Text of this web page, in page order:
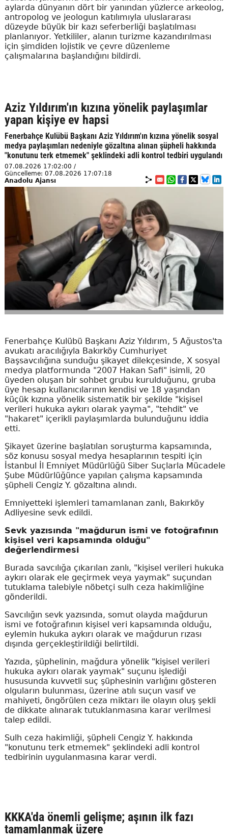
aylarda dünyanın dört bir yanından yüzlerce arkeolog,
antropolog ve jeologun katılımıyla uluslararası
düzeyde büyük bir kazı seferberliği başlatılması
planlanıyor. Yetkililer, alanın turizme kazandırılması
için şimdiden lojistik ve çevre düzenleme
çalışmalarına başlandığını bildirdi.
Aziz Yıldırım'ın kızına yönelik paylaşımlar
yapan kişiye ev hapsi
Fenerbahçe Kulübü Başkanı Aziz Yıldırım'ın kızına yönelik sosyal
medya paylaşımları nedeniyle gözaltına alınan şüpheli hakkında
"konutunu terk etmemek" şeklindeki adli kontrol tedbiri uygulandı
07.08.2026 17:02:00 /
Güncelleme: 07.08.2026 17:07:18
Anadolu Ajansı
Fenerbahçe Kulübü Başkanı Aziz Yıldırım, 5 Ağustos'ta
avukatı aracılığıyla Bakırköy Cumhuriyet
Başsavcılığına sunduğu şikayet dilekçesinde, X sosyal
medya platformunda "2007 Hakan Safi" isimli, 20
üyeden oluşan bir sohbet grubu kurulduğunu, gruba
üye hesap kullanıcılarının kendisi ve 18 yaşından
küçük kızına yönelik sistematik bir şekilde "kişisel
verileri hukuka aykırı olarak yayma", "tehdit" ve
"hakaret" içerikli paylaşımlarda bulunduğunu iddia
etti.
Şikayet üzerine başlatılan soruşturma kapsamında,
söz konusu sosyal medya hesaplarının tespiti için
İstanbul İl Emniyet Müdürlüğü Siber Suçlarla Mücadele
Şube Müdürlüğünce yapılan çalışma kapsamında
şüpheli Cengiz Y. gözaltına alındı.
Emniyetteki işlemleri tamamlanan zanlı, Bakırköy
Adliyesine sevk edildi.
Sevk yazısında "mağdurun ismi ve fotoğrafının
kişisel veri kapsamında olduğu"
değerlendirmesi
Burada savcılığa çıkarılan zanlı, "kişisel verileri hukuka
aykırı olarak ele geçirmek veya yaymak" suçundan
tutuklama talebiyle nöbetçi sulh ceza hakimliğine
gönderildi.
Savcılığın sevk yazısında, somut olayda mağdurun
ismi ve fotoğrafının kişisel veri kapsamında olduğu,
eylemin hukuka aykırı olarak ve mağdurun rızası
dışında gerçekleştirildiği belirtildi.
Yazıda, şüphelinin, mağdura yönelik "kişisel verileri
hukuka aykırı olarak yaymak" suçunu işlediği
hususunda kuvvetli suç şüphesinin varlığını gösteren
olguların bulunması, üzerine atılı suçun vasıf ve
mahiyeti, öngörülen ceza miktarı ile olayın oluş şekli
de dikkate alınarak tutuklanmasına karar verilmesi
talep edildi.
Sulh ceza hakimliği, şüpheli Cengiz Y. hakkında
"konutunu terk etmemek" şeklindeki adli kontrol
tedbirinin uygulanmasına karar verdi.
KKKA'da önemli gelişme; aşının ilk fazı
tamamlanmak üzere